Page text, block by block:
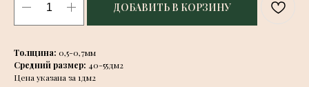
ДОБАВИТЬ В КОРЗИНУ
Толщина: 0,5-0,7мм
Средний размер: 40-55дм2
Цена указана за 1дм2